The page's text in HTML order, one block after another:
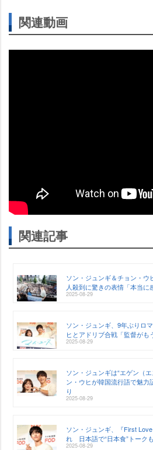
関連動画
関連記事
ソン・ジュンギ＆チョン・
人殺到に驚きの表情「本当に
2025-08-29
ソン・ジュンギ、9年ぶりロ
ヒとアドリブ合戦「監督がも
2025-08-29
ソン・ジュンギは“エゲン（
ン・ウヒが韓国流行語で魅
り
2025-08-29
ソン・ジュンギ、『First
れ 日本語で“日本食”トークも
2025-08-29